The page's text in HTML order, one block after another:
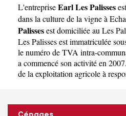
L'entrepriseEarl Les Palisses
dans la culture de la vigne à
Palissesest domiciliée au Les
Les Palisses est immatriculée
le numéro de TVA intra-
a commencé son activité en
de la exploitation agricole à